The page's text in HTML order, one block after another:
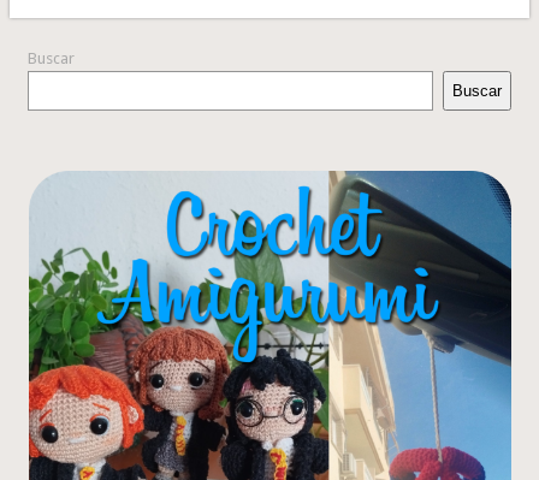
Buscar
Buscar